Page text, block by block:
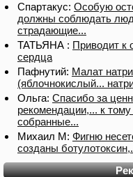
Спартакус: Особую
должны соблюдать
страдающие...
ТАТЬЯНА : Приводит к
сердца
Пафнутий: Малат
(яблочнокислый...
Ольга: Спасибо за
рекомендации,... к
собранные...
Михаил М: Фигню
созданы